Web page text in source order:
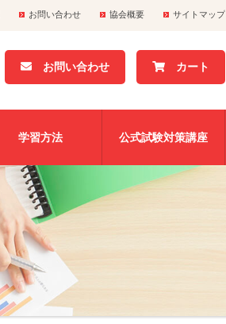
お問い合わせ 協会概要 サイトマップ
お問い合わせ カート
学習方法 公式試験対策講座